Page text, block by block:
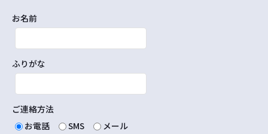
お名前
ふりがな
ご連絡方法
お電話
SMS
メール